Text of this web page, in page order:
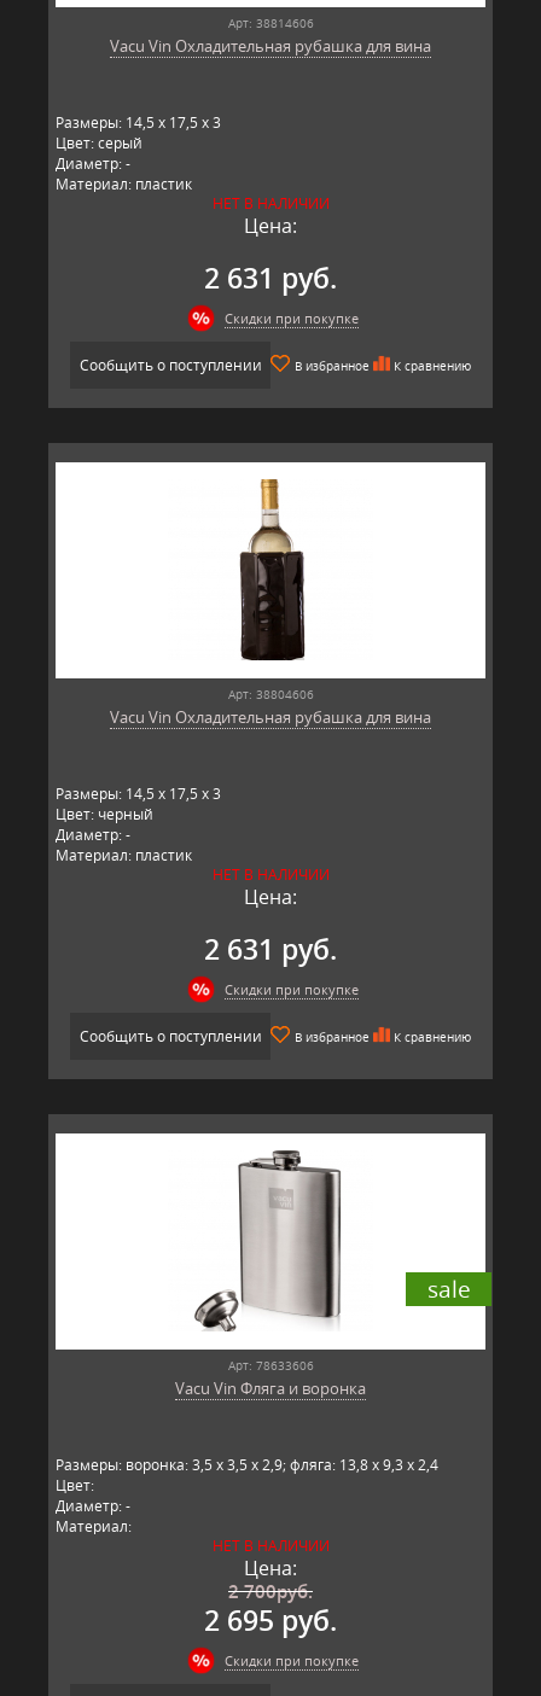
Арт: 38814606
Vacu Vin Охладительная рубашка для вина
Размеры: 14,5 x 17,5 x 3
Цвет: серый
Диаметр: -
Материал: пластик
Производитель: Vacu Vin, Нидерланды
НЕТ В НАЛИЧИИ
Цена:
2 631 руб.
Скидки при покупке
Сообщить о поступлении В избранное К сравнению
Арт: 38804606
Vacu Vin Охладительная рубашка для вина
Размеры: 14,5 x 17,5 x 3
Цвет: черный
Диаметр: -
Материал: пластик
Производитель: Vacu Vin, Нидерланды
НЕТ В НАЛИЧИИ
Цена:
2 631 руб.
Скидки при покупке
Сообщить о поступлении В избранное К сравнению
sale
Арт: 78633606
Vacu Vin Фляга и воронка
Размеры: воронка: 3,5 x 3,5 x 2,9; фляга: 13,8 x 9,3 x 2,4
Цвет:
Диаметр: -
Материал:
Производитель: Vacu Vin, Китай
НЕТ В НАЛИЧИИ
Цена:
2 700руб.
2 695 руб.
Скидки при покупке